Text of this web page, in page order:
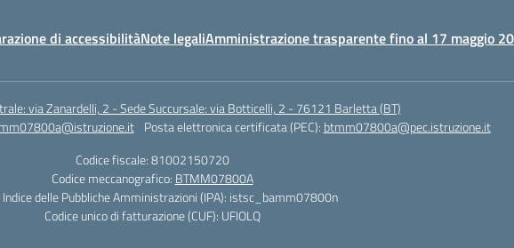
di accessibilitàNote legaliAmministrazione trasparente fino al 17 maggio
via Zanardelli, 2 - Sede Succursale: via Botticelli, 2 - 76121 Barletta (BT)
Posta elettronica certificata (PEC): btmm07800a@pec.istruzione.it
Codice fiscale: 81002150720
Codice meccanografico: BTMM07800A
Indice delle Pubbliche Amministrazioni (IPA): istsc_bamm07800n
Codice unico di fatturazione (CUF): UFIOLQ